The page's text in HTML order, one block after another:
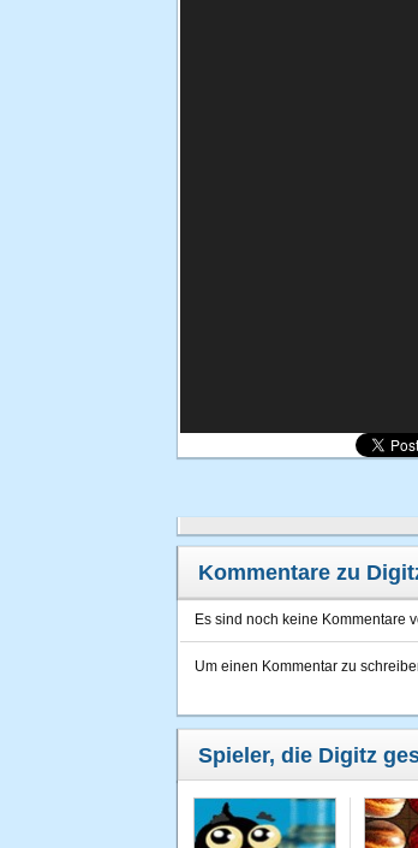
Kommentare zu
Es sind noch keine Kommentare
Um einen Kommentar zu
Spieler, die Digitz